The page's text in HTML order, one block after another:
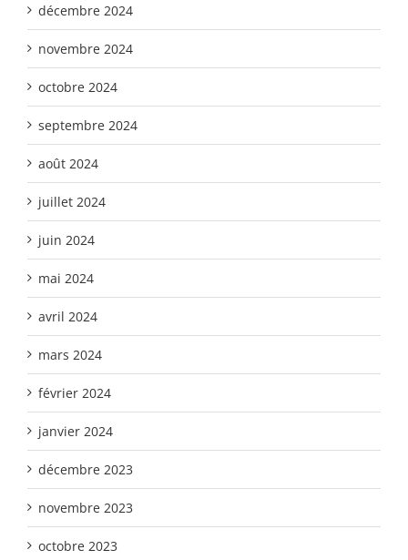
décembre 2024
novembre 2024
octobre 2024
septembre 2024
août 2024
juillet 2024
juin 2024
mai 2024
avril 2024
mars 2024
février 2024
janvier 2024
décembre 2023
novembre 2023
octobre 2023